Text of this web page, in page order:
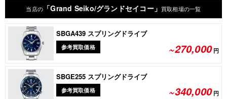
当店の 「Grand Seiko/グランドセイコー」 買取相場の一覧
SBGA439 スプリングドライブ
参考買取価格 ~270,000円
SBGE255 スプリングドライブ
参考買取価格 ~340,000円